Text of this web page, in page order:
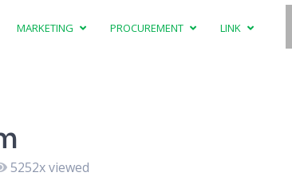
MARKETING PROCUREMENT LINK
5252x viewed